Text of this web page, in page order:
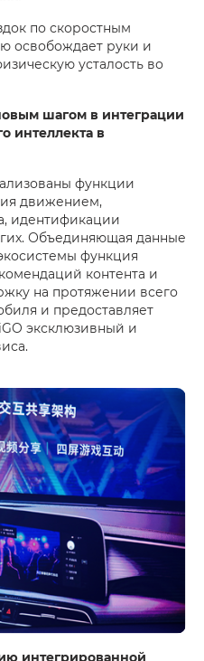
по скоростным
освобождает руки и
усталость во
шагом в интеграции
интеллекта в
функции
движением,
идентификации
Объединяющая данные
функция
контента и
на протяжении всего
и предоставляет
эксклюзивный и
интегрированной